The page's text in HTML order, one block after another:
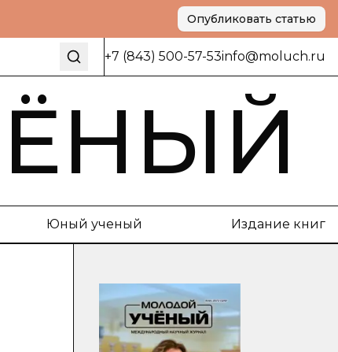
Опубликовать статью
+7 (843) 500-57-53info@moluch.ru
Юный ученый Издание книг